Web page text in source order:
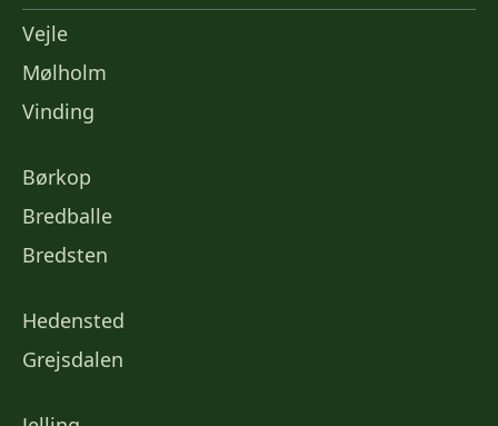
Vejle
Mølholm
Vinding
Børkop
Bredballe
Bredsten
Hedensted
Grejsdalen